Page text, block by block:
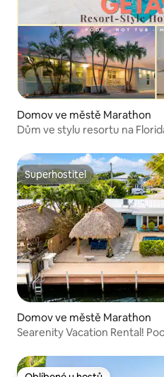
Domov ve městě Marathon
Dům ve stylu resortu na
Superhostitel
Superhostitel
Domov ve městě Marathon
Searenity Vacation Rental!